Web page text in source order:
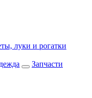
луки и рогатки
Запчасти